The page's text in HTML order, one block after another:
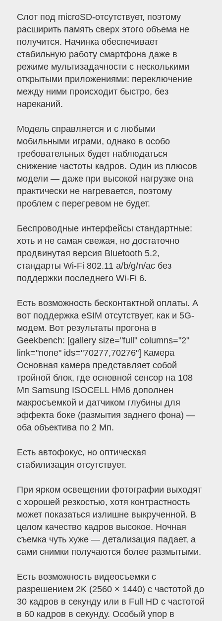
Слот под microSD-отсутствует, поэтому
расширить память сверх этого объема не
получится. Начинка обеспечивает
стабильную работу смартфона даже в
режиме мультизадачности с несколькими
открытыми приложениями: переключение
между ними происходит быстро, без
нареканий.
Модель справляется и с любыми
мобильными играми, однако в особо
требовательных будет наблюдаться
снижение частоты кадров. Один из плюсов
модели — даже при высокой нагрузке она
практически не нагревается, поэтому
проблем с перегревом не будет.
Беспроводные интерфейсы стандартные:
хоть и не самая свежая, но достаточно
продвинутая версия Bluetooth 5.2,
стандарты Wi-Fi 802.11 a/b/g/n/ac без
поддержки последнего Wi-Fi 6.
Есть возможность бесконтактной оплаты. А
вот поддержка eSIM отсутствует, как и 5G-
модем. Вот результаты прогона в
Geekbench: [gallery size="full" columns="2"
link="none" ids="70277,70276"] Камера
Основная камера представляет собой
тройной блок, где основной сенсор на 108
Мп Samsung ISOCELL HM6 дополнен
макросъемкой и датчиком глубины для
эффекта боке (размытия заднего фона) —
оба объектива по 2 Мп.
Есть автофокус, но оптическая
стабилизация отсутствует.
При ярком освещении фотографии выходят
с хорошей резкостью, хотя контрастность
может показаться излишне выкрученной. В
целом качество кадров высокое. Ночная
съемка чуть хуже — детализация падает, а
сами снимки получаются более размытыми.
Есть возможность видеосъемки с
разрешением 2K (2560 × 1440) с частотой до
30 кадров в секунду или в Full HD с частотой
в 60 кадров в секунду. Особый упор в